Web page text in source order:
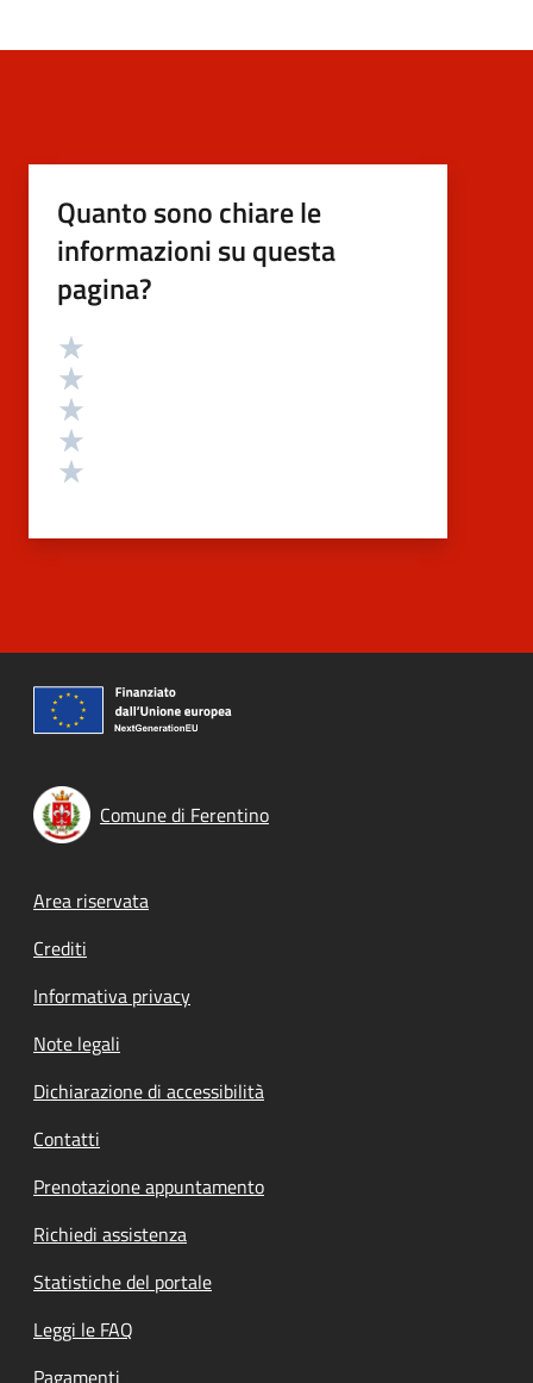
Quanto sono chiare le
informazioni su questa
pagina?
Valutazione
Comune di Ferentino
Footer menu
Area riservata
Crediti
Informativa privacy
Note legali
Dichiarazione di accessibilità
Contatti
Prenotazione appuntamento
Richiedi assistenza
Statistiche del portale
Leggi le FAQ
Pagamenti